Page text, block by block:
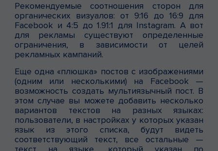
Рекомендуемые соотношения сторон для
органических визуалов: от 9:16 до 16:9 для
Facebook и 4:5 до 1.91:1 для Instagram. А вот
для рекламы существуют определенные
ограничения, в зависимости от целей
рекламных кампаний.
Еще одна «плюшка» постов с изображениями
(одним или несколькими) на Facebook —
возможность создать мультиязычный пост. В
этом случае вы можете добавить несколько
вариантов текстов на разных языках:
пользователи, в настройках у которых указан
язык из этого списка, будут видеть
соответствующий текст, все остальные —